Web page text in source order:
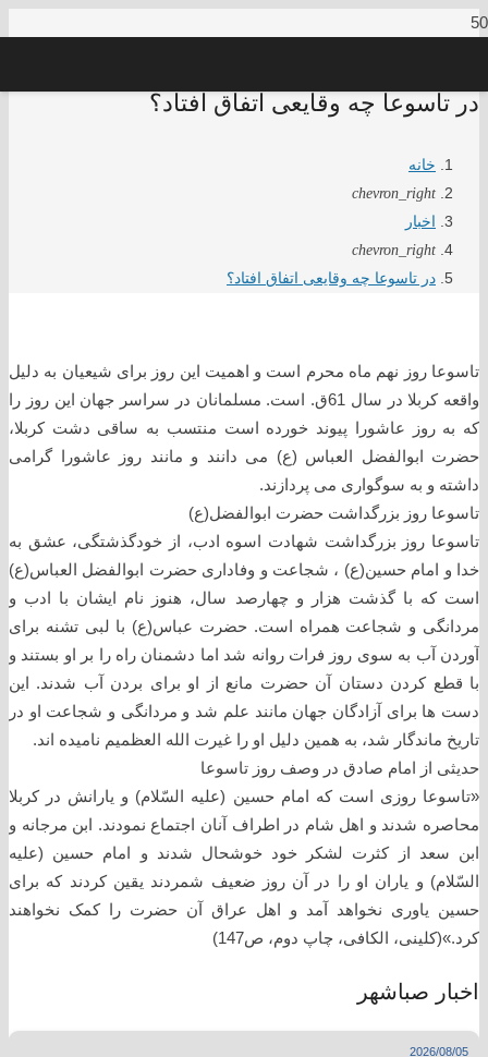
در تاسوعا چه وقایعی اتفاق افتاد؟
خانه
chevron_right
اخبار
chevron_right
در تاسوعا چه وقایعی اتفاق افتاد؟
تاسوعا روز نهم ماه محرم است و اهمیت این روز برای شیعیان به دلیل
واقعه کربلا در سال 61ق. است. مسلمانان در سراسر جهان این روز را
که به روز عاشورا پیوند خورده است منتسب به ساقی دشت کربلا،
حضرت ابوالفضل العباس (ع) می دانند و مانند روز عاشورا گرامی
داشته و به سوگواری می پردازند.
تاسوعا روز بزرگداشت حضرت ابوالفضل(ع)
تاسوعا روز بزرگداشت شهادت اسوه ادب، از خودگذشتگی، عشق به
خدا و امام حسین(ع) ، شجاعت و وفاداری حضرت ابوالفضل العباس(ع)
است که با گذشت هزار و چهارصد سال، هنوز نام ایشان با ادب و
مردانگی و شجاعت همراه است. حضرت عباس(ع) با لبی تشنه برای
آوردن آب به سوی روز فرات روانه شد اما دشمنان راه را بر او بستند و
با قطع کردن دستان آن حضرت مانع از او برای بردن آب شدند. این
دست ها برای آزادگان جهان مانند علم شد و مردانگی و شجاعت او در
تاریخ ماندگار شد، به همین دلیل او را غیرت الله العظمیم نامیده اند.
حدیثی از امام صادق در وصف روز تاسوعا
«تاسوعا روزی است که امام حسین (علیه السّلام) و یارانش در کربلا
محاصره شدند و اهل شام در اطراف آنان اجتماع نمودند. ابن مرجانه و
ابن سعد از کثرت لشکر خود خوشحال شدند و امام حسین (علیه
السّلام) و یاران او را در آن روز ضعیف شمردند یقین کردند که برای
حسین یاوری نخواهد آمد و اهل عراق آن حضرت را کمک نخواهند
کرد.»(کلینی، الکافی، چاپ دوم، ص147)
اخبار صباشهر
2026/08/05